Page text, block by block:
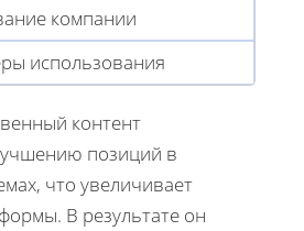
компании
использования
контент
позиций в
что увеличивает
В результате он